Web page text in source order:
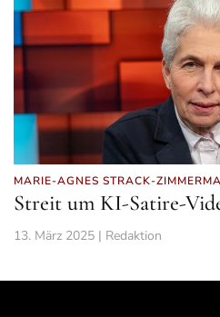
MARIE-AGNES STRACK-
Streit um KI-Satire-
13. März 2025 | Redaktion